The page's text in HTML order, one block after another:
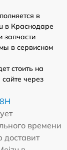
в
в Краснодаре
запчасти
в сервисном
стоить на
через
времени
доставит